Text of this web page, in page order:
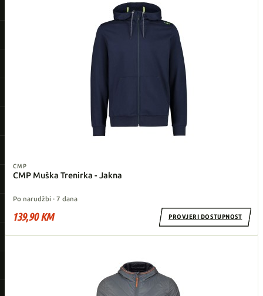
CMP
CMP Muška Trenirka - Jakna
Po narudžbi · 7 dana
139,90 KM PROVJERI DOSTUPNOST